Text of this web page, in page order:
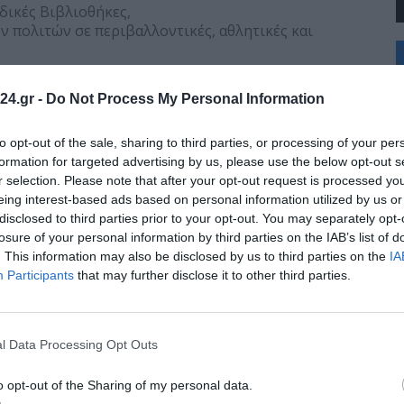
- Do Not Process My Personal Information
opt-out of the sale, sharing to third parties, or processing of your
for targeted advertising by us, please use the below opt-out
selection. Please note that after your opt-out request is processed
interest-based ads based on personal information utilized by us
to third parties prior to your opt-out. You may separately
of your personal information by third parties on the IAB’s list of
This information may also be disclosed by us to third parties on the
Participants that may further disclose it to other third parties.
Data Processing Opt Outs
opt-out of the Sharing of my personal data.
Βιβλιοθήκες,
σε περιβαλλοντικές, αθλητικές και
δέχθηκε την επίθεση και εκφράζουμε τη
δεν πρέπει να μείνουμε απαθείς. Είναι χρέος
δείξουμε έναν δρόμο ζωής χωρίς βία.
+
°